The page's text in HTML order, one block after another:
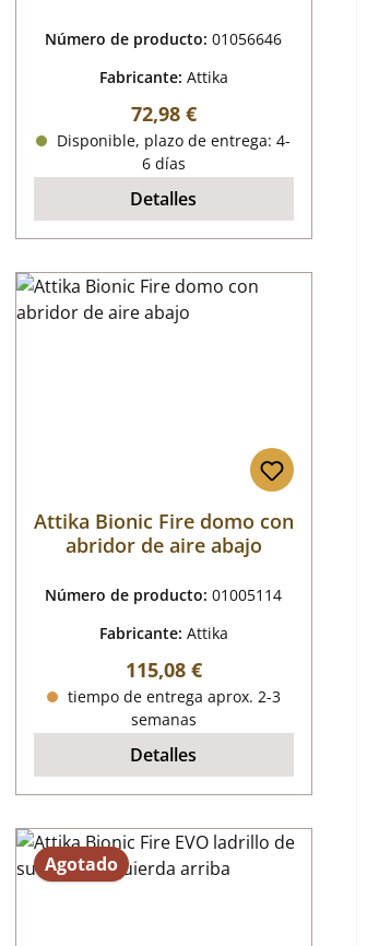
Número de producto:01056646
Fabricante: Attika
Precio normal:
72,98 €
Disponible, plazo de entrega: 4-
6 días
Detalles
Attika Bionic Fire domo con
abridor de aire abajo
Número de producto:01005114
Fabricante: Attika
Precio normal:
115,08 €
tiempo de entrega aprox. 2-3
semanas
Detalles
Agotado